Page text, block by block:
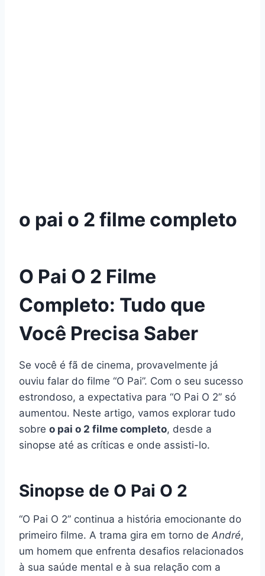
o pai o 2 filme completo
O Pai O 2 Filme
Completo: Tudo que
Você Precisa Saber
Se você é fã de cinema, provavelmente já
ouviu falar do filme “O Pai”. Com o seu sucesso
estrondoso, a expectativa para “O Pai O 2” só
aumentou. Neste artigo, vamos explorar tudo
sobre o pai o 2 filme completo, desde a
sinopse até as críticas e onde assisti-lo.
Sinopse de O Pai O 2
“O Pai O 2” continua a história emocionante do
primeiro filme. A trama gira em torno de André,
um homem que enfrenta desafios relacionados
à sua saúde mental e à sua relação com a